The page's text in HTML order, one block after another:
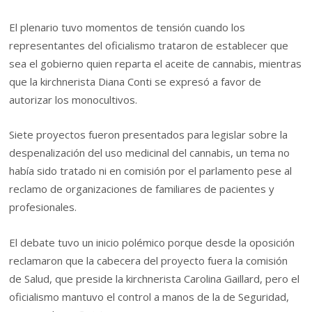
El plenario tuvo momentos de tensión cuando los
representantes del oficialismo trataron de establecer que
sea el gobierno quien reparta el aceite de cannabis, mientras
que la kirchnerista Diana Conti se expresó a favor de
autorizar los monocultivos.
Siete proyectos fueron presentados para legislar sobre la
despenalización del uso medicinal del cannabis, un tema no
había sido tratado ni en comisión por el parlamento pese al
reclamo de organizaciones de familiares de pacientes y
profesionales.
El debate tuvo un inicio polémico porque desde la oposición
reclamaron que la cabecera del proyecto fuera la comisión
de Salud, que preside la kirchnerista Carolina Gaillard, pero el
oficialismo mantuvo el control a manos de la de Seguridad,